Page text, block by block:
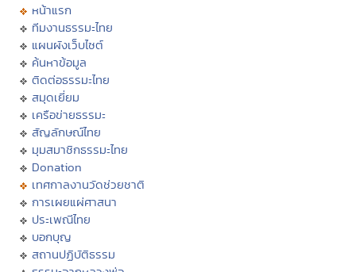
หน้าแรก
ทีมงานธรรมะไทย
แผนผังเว็บไซต์
ค้นหาข้อมูล
ติดต่อธรรมะไทย
สมุดเยี่ยม
เครือข่ายธรรมะ
สัญลักษณ์ไทย
มุมสมาชิกธรรมะไทย
Donation
เทศกาลงานวัดช่วยชาติ
การเผยแผ่ศาสนา
ประเพณีไทย
บอกบุญ
สถานปฏิบัติธรรม